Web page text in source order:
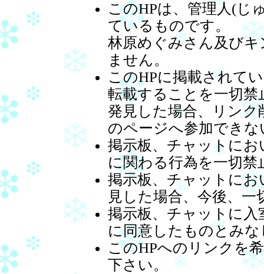
このHPは、管理人(じ
ているものです。
林原めぐみさん及び
ません。
このHPに掲載されて
転載することを一切禁
発見した場合、リンク
のページへ参加でき
掲示板、チャットに
に関わる行為を一切禁
掲示板、チャットに
見した場合、今後、
掲示板、チャットに
に同意したものとみ
このHPへのリンクを
下さい。